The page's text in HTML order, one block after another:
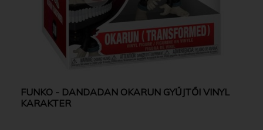
FUNKO - DANDADAN OKARUN GYŰJTŐI VINYL
KARAKTER